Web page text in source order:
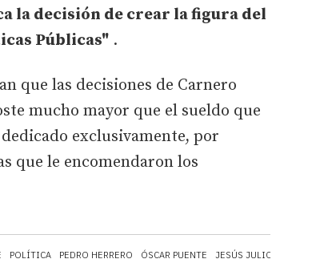
POLÍTICA PEDRO HERRERO ÓSCAR PUENTE JESÚS JULIO CARNERO
la decisión de crear la figura del
Públicas" .
que las decisiones de Carnero
mucho mayor que el sueldo que
exclusivamente, por
que le encomendaron los